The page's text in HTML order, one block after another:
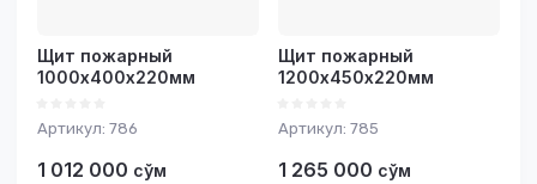
Щит пожарный
1000х400х220мм
Артикул: 786
1 012 000 сўм
Щит пожарный
1200х450х220мм
Артикул: 785
1 265 000 сўм